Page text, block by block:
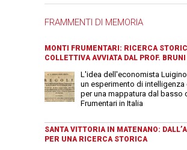
FRAMMENTI DI MEMORIA
MONTI FRUMENTARI: RICERCA
COLLETTIVA AVVIATA DAL PROF. BRUNI
L'idea dell'economista
un esperimento di intelligenza
per una mappatura dal basso
Frumentari in Italia
SANTA VITTORIA IN MATENANO:
PER UNA RICERCA STORICA